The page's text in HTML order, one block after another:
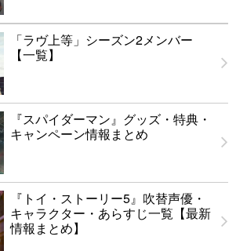
「ラヴ上等」シーズン2メンバー
【一覧】
『スパイダーマン』グッズ・特典・
キャンペーン情報まとめ
『トイ・ストーリー5』吹替声優・
キャラクター・あらすじ一覧【最新
情報まとめ】